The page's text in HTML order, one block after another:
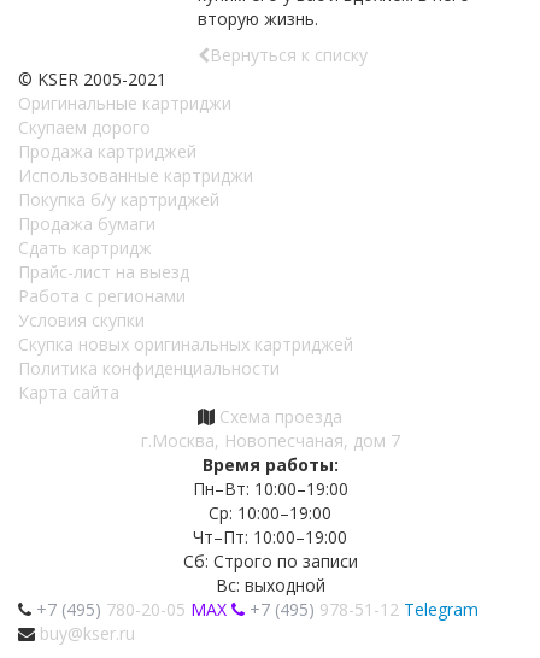
вторую жизнь.
Вернуться к списку
© KSER 2005-2021
Оригинальные картриджи
Скупаем дорого
Продажа картриджей
Использованные картриджи
Покупка б/у картриджей
Продажа бумаги
Сдать картридж
Прайс-лист на выезд
Работа с регионами
Условия скупки
Скупка новых оригинальных картриджей
Политика конфиденциальности
Карта сайта
Схема проезда
г.Москва, Новопесчаная, дом 7
Время работы:
Пн–Вт: 10:00–19:00
Ср: 10:00–19:00
Чт–Пт: 10:00–19:00
Сб: Строго по записи
Вс: выходной
+7 (495) 780-20-05 MAX +7 (495) 978-51-12 Telegram
buy@kser.ru